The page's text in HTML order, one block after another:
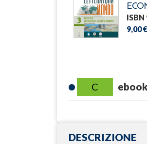
ISBN
9,00 €
C
DESCRIZIONE